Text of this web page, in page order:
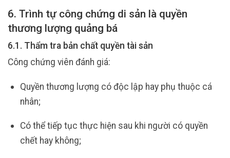
6. Trình tự công chứng di sản là quyền
thương lượng quảng bá
6.1. Thẩm tra bản chất quyền tài sản
Công chứng viên đánh giá:
Quyền thương lượng có độc lập hay phụ thuộc cá
nhân;
Có thể tiếp tục thực hiện sau khi người có quyền
chết hay không;